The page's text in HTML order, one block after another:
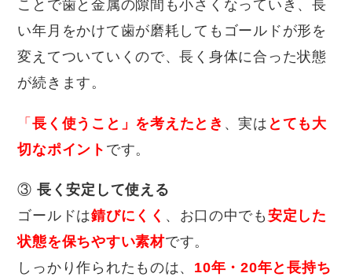
ことで歯と金属の隙間も小さくなっていき、長
い年月をかけて歯が磨耗してもゴールドが形を
変えてついていくので、長く身体に合った状態
が続きます。
「長く使うこと」を考えたとき 、実は とても大
切なポイント です。
③ 長く安定して使える
ゴールドは錆びにくく 、お口の中でも安定した
状態を保ちやすい素材です。
しっかり作られたものは、 10年・20年と長持ち